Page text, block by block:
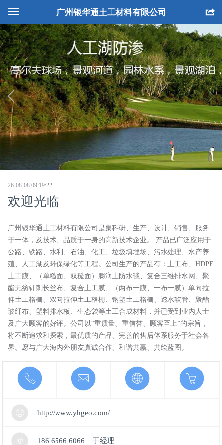
网站首页
公司简介
产品中心
工程案例
生产设备
广州银华通土工材料有限公司
26-08-08 09:19:22
欢迎光临
广州银华通土工材料有限公司是集科研、生产、设计、销售、服务
于一体，及技术、品质于一身的高新技术企业。 产品已广泛应用于
公路、铁路、水利、石油、化工、垃圾填埋场、污水处理、水产养
殖、人工湖及环保绿化等工程。公司生产的产品有：土工布、HDPE
土工膜、（单糙面、双糙面）膨润土防水毯、复合三维排水网、聚
酯无纺针刺长丝布、复合土工膜、（两布一膜、一布一膜）单向拉
伸土工格栅、双向拉伸土工格栅、钢塑土工格栅、透水软管、聚酯
玻纤布、塑料排水板、生态袋等土工合成材料，并已受到业内人士
及广大顾客的好评。公司以“重质量、重信誉、顾客至上”的宗旨，
将不断追求和探索，最优质的产品、完善的售后体系服务于社会各
界。愿与广大海内外朋友真诚合作、和谐共赢、共绘蓝图。
http://www.yhgeo.com/
186 6566 6066 于经理